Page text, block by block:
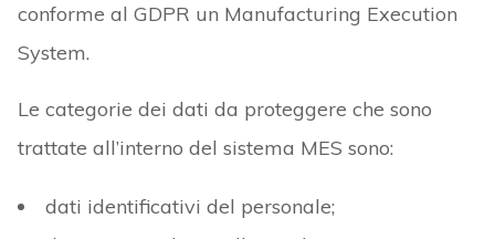
conforme al GDPR un Manufacturing Execution
System.
Le categorie dei dati da proteggere che sono
trattate all’interno del sistema MES sono:
dati identificativi del personale;